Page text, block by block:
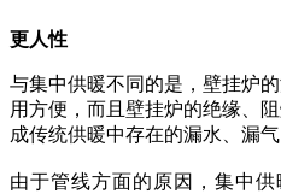
更人性
与集中供暖不同的是，壁挂炉
用方便，而且壁挂炉的绝缘、
成传统供暖中存在的漏水、漏气
由于管线方面的原因，集中